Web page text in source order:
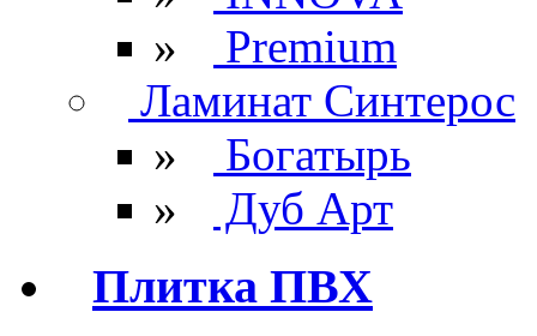
»
Premium
Ламинат Синтерос
»
Богатырь
»
Дуб Арт
Плитка ПВХ